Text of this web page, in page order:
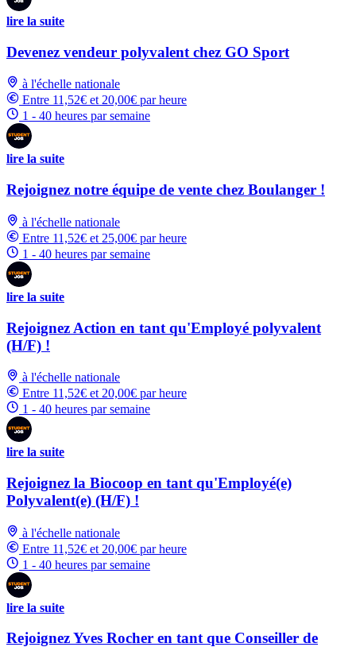
lire la suite
Devenez vendeur polyvalent chez GO Sport
à l'échelle nationale
Entre 11,52€ et 20,00€ par heure
1 - 40 heures par semaine
lire la suite
Rejoignez notre équipe de vente chez Boulanger !
à l'échelle nationale
Entre 11,52€ et 25,00€ par heure
1 - 40 heures par semaine
lire la suite
Rejoignez Action en tant qu'Employé polyvalent
(H/F) !
à l'échelle nationale
Entre 11,52€ et 20,00€ par heure
1 - 40 heures par semaine
lire la suite
Rejoignez la Biocoop en tant qu'Employé(e)
Polyvalent(e) (H/F) !
à l'échelle nationale
Entre 11,52€ et 20,00€ par heure
1 - 40 heures par semaine
lire la suite
Rejoignez Yves Rocher en tant que Conseiller de